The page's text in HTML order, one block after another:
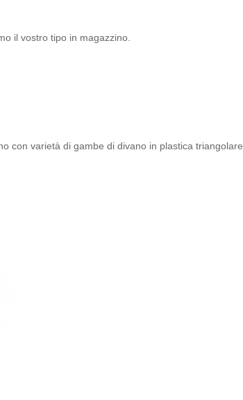
il vostro tipo in magazzino.
con varietà di gambe di divano in plastica triangolare.